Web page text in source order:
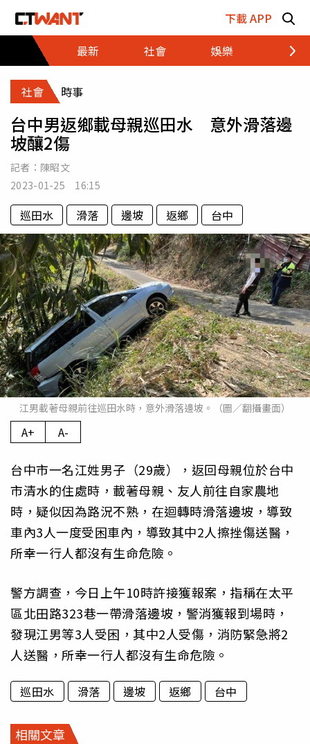
下載 APP
最新
社會 娛樂 財經
社會 時事
台中男返鄉載母親巡田水 意外滑落邊
坡釀2傷
記者： 陳昭文
2023-01-25 16:15
巡田水 滑落 邊坡 返鄉 台中
江男載著母親前往巡田水時，意外滑落邊坡。（圖／翻攝畫面）
A+ A-
台中市一名江姓男子（29歲），返回母親位於台中
市清水的住處時，載著母親、友人前往自家農地
時，疑似因為路況不熟，在迴轉時滑落邊坡，導致
車內3人一度受困車內，導致其中2人擦挫傷送醫，
所幸一行人都沒有生命危險。
警方調查，今日上午10時許接獲報案，指稱在太平
區北田路323巷一帶滑落邊坡，警消獲報到場時，
發現江男等3人受困，其中2人受傷，消防緊急將2
人送醫，所幸一行人都沒有生命危險。
巡田水 滑落 邊坡 返鄉 台中
相關文章